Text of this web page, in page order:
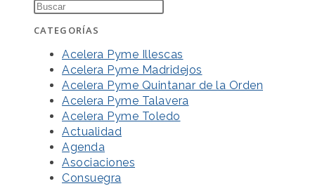
CATEGORÍAS
Acelera Pyme Illescas
Acelera Pyme Madridejos
Acelera Pyme Quintanar de la Orden
Acelera Pyme Talavera
Acelera Pyme Toledo
Actualidad
Agenda
Asociaciones
Consuegra